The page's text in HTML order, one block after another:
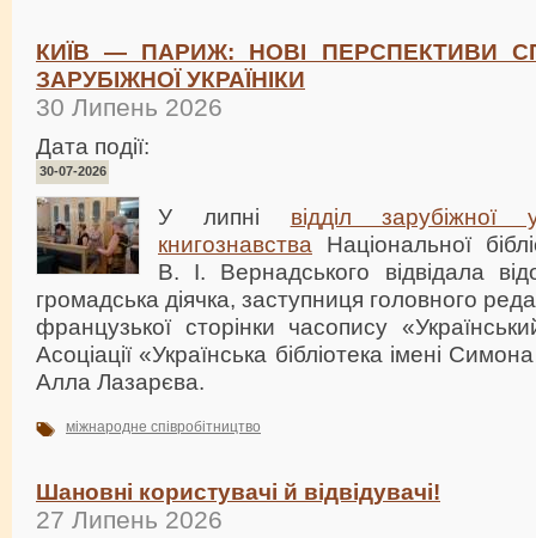
КИЇВ — ПАРИЖ: НОВІ ПЕРСПЕКТИВИ
ЗАРУБІЖНОЇ УКРАЇНІКИ
30 Липень 2026
Дата події:
30-07-2026
У липні відділ зарубіжної
книгознавства Національної
В. І. Вернадського відвідала
громадська діячка, заступниця головного
французької сторінки часопису
Асоціації «Українська бібліотека імені
Алла Лазарєва.
міжнародне співробітництво
Шановні користувачі й відвідувачі!
27 Липень 2026